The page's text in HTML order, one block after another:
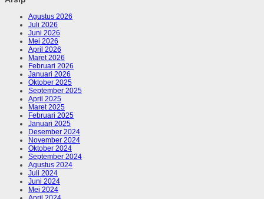
Agustus 2026
Juli 2026
Juni 2026
Mei 2026
April 2026
Maret 2026
Februari 2026
Januari 2026
Oktober 2025
September 2025
April 2025
Maret 2025
Februari 2025
Januari 2025
Desember 2024
November 2024
Oktober 2024
September 2024
Agustus 2024
Juli 2024
Juni 2024
Mei 2024